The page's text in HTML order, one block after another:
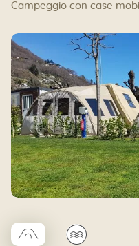
Campeggio con case
□Coco trapèze
🌊